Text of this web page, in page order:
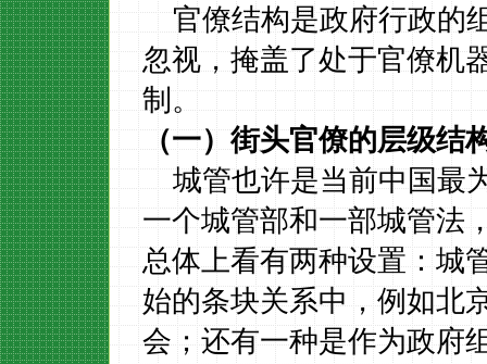
官僚结构是政府行政的
忽视，掩盖了处于官僚机
制。
（一）街头官僚的层级结
城管也许是当前中国最
一个城管部和一部城管法
总体上看有两种设置：城
始的条块关系中，例如北
会；还有一种是作为政府